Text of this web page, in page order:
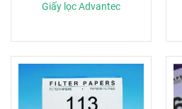
Giấy lọc Advantec